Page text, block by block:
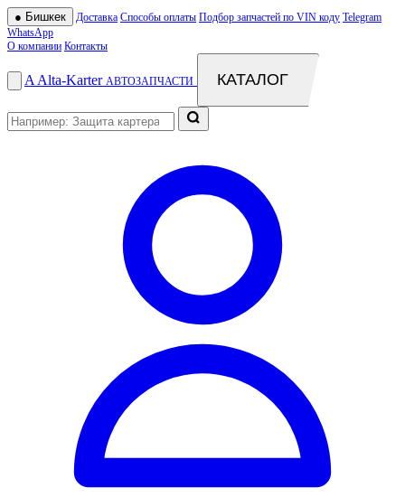
● Бишкек Доставка Способы оплаты Подбор запчастей по VIN коду Telegram
WhatsApp
О компании Контакты
A Alta-Karter АВТОЗАПЧАСТИ КАТАЛОГ